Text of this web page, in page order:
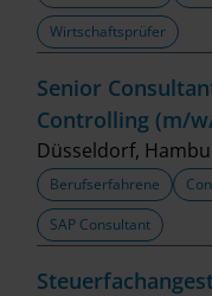
Wirtschaftsprüfer
Senior
Controlling (m/
Düsseldorf,
Berufserfahrene
SAP Consultant